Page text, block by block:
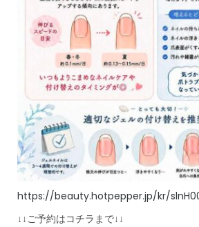
https://beauty.hotpepper.jp/kr/
↓↓ご予約はコチラまで↓↓